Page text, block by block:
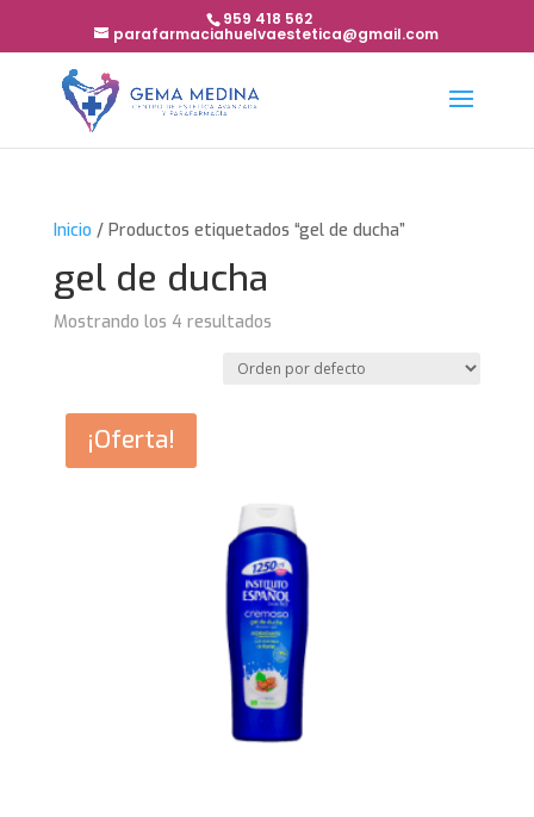
959 418 562
parafarmaciahuelvaestetica@gmail.com
Inicio / Productos etiquetados “gel de ducha”
gel de ducha
Mostrando los 4 resultados
¡Oferta!